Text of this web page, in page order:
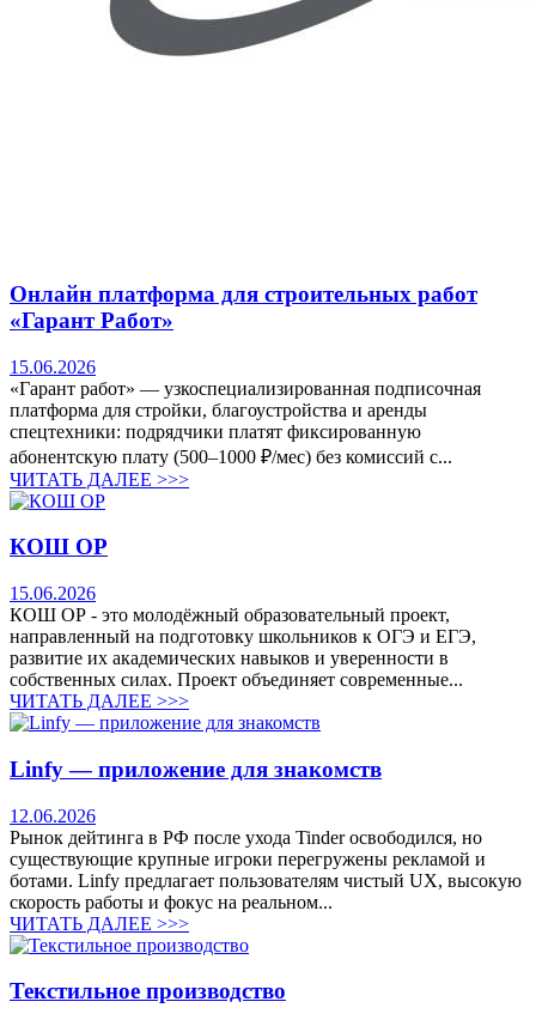
Онлайн платформа для строительных работ
«Гарант Работ»
15.06.2026
«Гарант работ» — узкоспециализированная подписочная
платформа для стройки, благоустройства и аренды
спецтехники: подрядчики платят фиксированную
абонентскую плату (500–1000 ₽/мес) без комиссий с...
ЧИТАТЬ ДАЛЕЕ >>>
КОШ ОР
15.06.2026
КОШ ОР - это молодёжный образовательный проект,
направленный на подготовку школьников к ОГЭ и ЕГЭ,
развитие их академических навыков и уверенности в
собственных силах. Проект объединяет современные...
ЧИТАТЬ ДАЛЕЕ >>>
Linfy — приложение для знакомств
12.06.2026
Рынок дейтинга в РФ после ухода Tinder освободился, но
существующие крупные игроки перегружены рекламой и
ботами. Linfy предлагает пользователям чистый UX, высокую
скорость работы и фокус на реальном...
ЧИТАТЬ ДАЛЕЕ >>>
Текстильное производство